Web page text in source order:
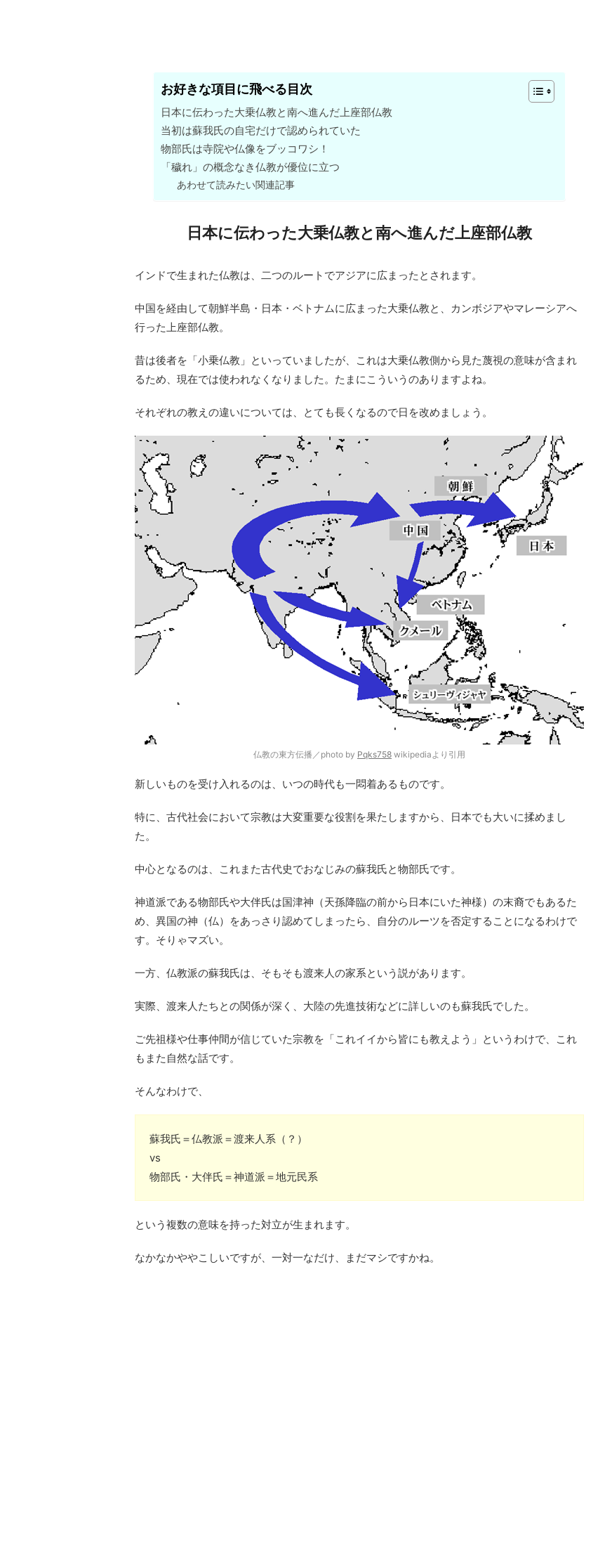
お好きな項目に飛べる目次
日本に伝わった大乗仏教と南へ進んだ上座部仏教
当初は蘇我氏の自宅だけで認められていた
物部氏は寺院や仏像をブッコワシ！
「穢れ」の概念なき仏教が優位に立つ
あわせて読みたい関連記事
日本に伝わった大乗仏教と南へ進んだ上座部仏教
インドで生まれた仏教は、二つのルートでアジアに広まったとされます。
中国を経由して朝鮮半島・日本・ベトナムに広まった大乗仏教と、カンボジアやマレーシアへ
行った上座部仏教。
昔は後者を「小乗仏教」といっていましたが、これは大乗仏教側から見た蔑視の意味が含まれ
るため、現在では使われなくなりました。たまにこういうのありますよね。
それぞれの教えの違いについては、とても長くなるので日を改めましょう。
仏教の東方伝播／photo by Pqks758 wikipediaより引用
新しいものを受け入れるのは、いつの時代も一悶着あるものです。
特に、古代社会において宗教は大変重要な役割を果たしますから、日本でも大いに揉めまし
た。
中心となるのは、これまた古代史でおなじみの蘇我氏と物部氏です。
神道派である物部氏や大伴氏は国津神（天孫降臨の前から日本にいた神様）の末裔でもあるた
め、異国の神（仏）をあっさり認めてしまったら、自分のルーツを否定することになるわけで
す。そりゃマズい。
一方、仏教派の蘇我氏は、そもそも渡来人の家系という説があります。
実際、渡来人たちとの関係が深く、大陸の先進技術などに詳しいのも蘇我氏でした。
ご先祖様や仕事仲間が信じていた宗教を「これイイから皆にも教えよう」というわけで、これ
もまた自然な話です。
そんなわけで、
蘇我氏＝仏教派＝渡来人系（？）
vs
物部氏・大伴氏＝神道派＝地元民系
という複数の意味を持った対立が生まれます。
なかなかややこしいですが、一対一なだけ、まだマシですかね。